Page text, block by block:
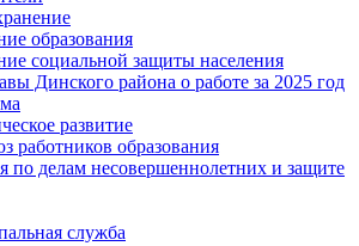
образования
социальной защиты населения
Динского района о работе за 2025 год
развитие
работников образования
по делам несовершеннолетних и защите
служба